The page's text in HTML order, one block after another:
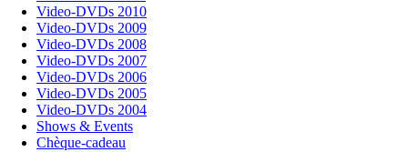
Video-DVDs 2010
Video-DVDs 2009
Video-DVDs 2008
Video-DVDs 2007
Video-DVDs 2006
Video-DVDs 2005
Video-DVDs 2004
Shows & Events
Chèque-cadeau